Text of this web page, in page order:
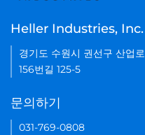
Heller Industries, Inc.
경기도 수원시 권선구 산업로
156번길 125-5
문의하기
031-769-0808